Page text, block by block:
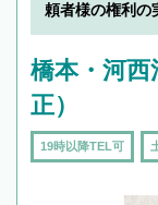
頼者様の権利の
橋本・河西
正）
19時以降TEL可